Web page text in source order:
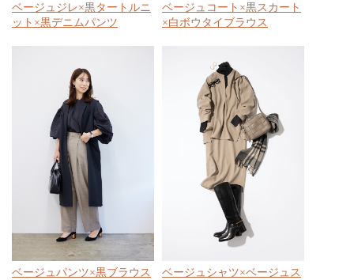
ベージュジレ×黒タートルニ
ット×黒デニムパンツ
ベージュコート×黒スカート
×白ボウタイブラウス
ベージュパンツ×黒ブラウス
ベージュシャツ×ベージュス